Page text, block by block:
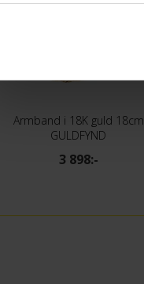
Armband i 18K guld 18cm
GULDFYND
3 898:-